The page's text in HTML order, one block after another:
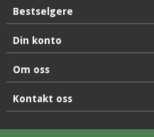
Bestselgere
Din konto
Om oss
Kontakt oss